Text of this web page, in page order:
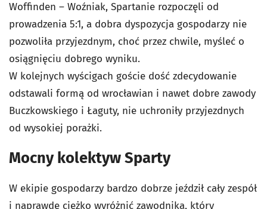
Woffinden – Woźniak, Spartanie rozpoczęli od
prowadzenia 5:1, a dobra dyspozycja gospodarzy nie
pozwoliła przyjezdnym, choć przez chwile, myśleć o
osiągnięciu dobrego wyniku.
W kolejnych wyścigach goście dość zdecydowanie
odstawali formą od wrocławian i nawet dobre zawody
Buczkowskiego i Łaguty, nie uchroniły przyjezdnych
od wysokiej porażki.
Mocny kolektyw Sparty
W ekipie gospodarzy bardzo dobrze jeździł cały zespół
i naprawdę ciężko wyróżnić zawodnika, który